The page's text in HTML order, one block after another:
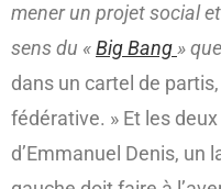
mener un projet social
sens du «Big Bang»
dans un cartel de
fédérative. » Et les
d’Emmanuel Denis, un